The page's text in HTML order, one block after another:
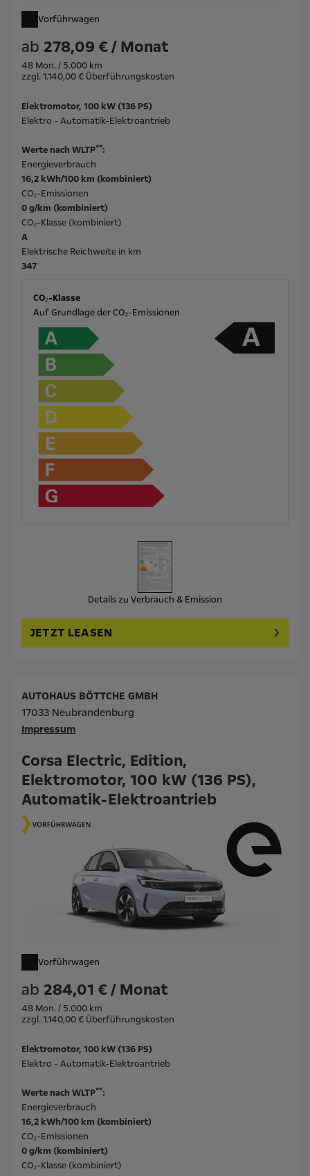
Vorführwagen
ab 278,09 € / Monat
48 Mon. / 5.000 km
zzgl. 1.140,00 € Überführungskosten
Elektromotor, 100 kW (136 PS)
Elektro - Automatik-Elektroantrieb
Werte nach WLTP**:
Energieverbrauch
16,2 kWh/100 km (kombiniert)
CO₂-Emissionen
0 g/km (kombiniert)
CO₂-Klasse (kombiniert)
A
Elektrische Reichweite in km
347
CO₂-Klasse
Auf Grundlage der CO₂-Emissionen
Details zu Verbrauch & Emission
JETZT LEASEN
Corsa Electric, Edition,
Elektromotor, 100 kW (136 PS),
Automatik-Elektroantrieb
Vorführwagen
ab 284,01 € / Monat
48 Mon. / 5.000 km
zzgl. 1.140,00 € Überführungskosten
AUTOHAUS BÖTTCHE GMBH
17033 Neubrandenburg
Impressum
Elektromotor, 100 kW (136 PS)
Elektro - Automatik-Elektroantrieb
Werte nach WLTP**:
Energieverbrauch
16,2 kWh/100 km (kombiniert)
CO₂-Emissionen
0 g/km (kombiniert)
CO₂-Klasse (kombiniert)